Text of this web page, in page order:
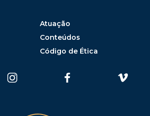
Atuação
Conteúdos
Código de Ética